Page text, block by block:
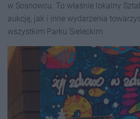
w Sosnowcu. To właśnie lokalny
aukcję, jak i inne wydarzenia
wszystkim Parku Sieleckim.